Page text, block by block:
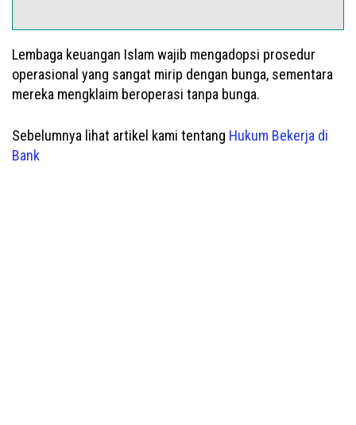
Lembaga keuangan Islam wajib mengadopsi prosedur
operasional yang sangat mirip dengan bunga, sementara
mereka mengklaim beroperasi tanpa bunga.
Sebelumnya lihat artikel kami tentang Hukum Bekerja di
Bank